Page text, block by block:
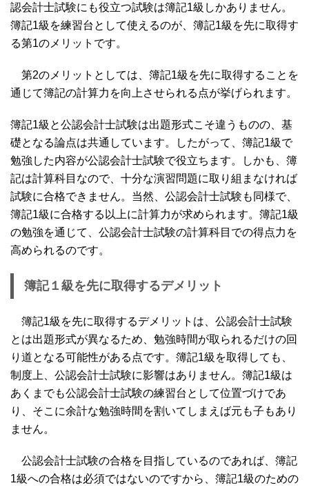
認会計士試験にも役立つ試験は簿記1級しかありません。
簿記1級を練習台として使えるのが、簿記1級を先に取得す
る第1のメリットです。
第2のメリットとしては、簿記1級を先に取得することを
通じて簿記の計算力を向上させられる点が挙げられます。
簿記1級と公認会計士試験は出題形式こそ違うものの、基
礎となる論点は共通しています。したがって、簿記1級で
勉強した内容が公認会計士試験で役立ちます。しかも、簿
記は計算科目なので、十分な演習問題に取り組まなければ
試験に合格できません。当然、公認会計士試験も同様で、
簿記1級に合格する以上に計算力が求められます。簿記1級
の勉強を通じて、公認会計士試験の計算科目での得点力を
高められるのです。
簿記１級を先に取得するデメリット
簿記1級を先に取得するデメリットは、公認会計士試験
とは出題形式が異なるため、勉強時間が取られるだけの回
り道となる可能性がある点です。簿記1級を取得しても、
制度上、公認会計士試験に影響はありません。簿記1級は
あくまでも公認会計士試験の練習台として位置づけであ
り、そこに余計な勉強時間を割いてしまえば元も子もあり
ません。
公認会計士試験の合格を目指しているのであれば、簿記
1級への合格は必須ではないのですから、簿記1級のための